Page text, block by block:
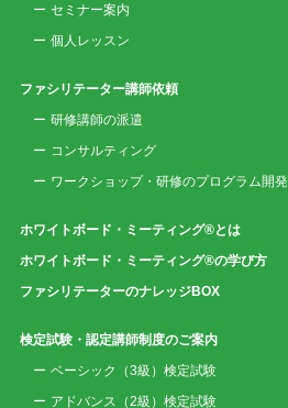
セミナー案内
個人レッスン
ファシリテーター講師依頼
研修講師の派遣
コンサルティング
ワークショップ・研修のプログラム開発
ホワイトボード・ミーティング®とは
ホワイトボード・ミーティング®の学び方
ファシリテーターのナレッジBOX
検定試験・認定講師制度のご案内
ベーシック（3級）検定試験
アドバンス（2級）検定試験